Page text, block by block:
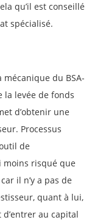
qu’il est conseillé
spécialisé.
mécanique du BSA-
la levée de fonds
d’obtenir une
Processus
de
moins risqué que
il n’y a pas de
quant à lui,
au capital